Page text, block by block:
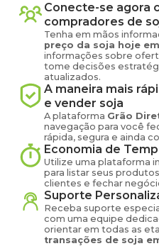
Conecte-se agora
compradores de
Tenha em mãos
preço da soja hoje em
informações sobre
tome decisões
atualizados.
A maneira mais
e vender soja
A plataforma Grão
navegação para você
rápida, segura e ainda
Economia de
Utilize uma plataforma
para listar seus
clientes e fechar
Suporte
Receba suporte
com uma equipe
orientar em todas as
transações de soja